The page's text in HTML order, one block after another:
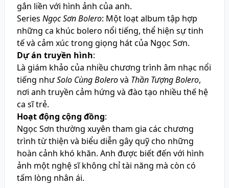
gắn liền với hình ảnh của anh.
Series Ngọc Sơn Bolero: Một loạt album tập hợp
những ca khúc bolero nổi tiếng, thể hiện sự tinh
tế và cảm xúc trong giọng hát của Ngọc Sơn.
Dự án truyền hình:
Là giám khảo của nhiều chương trình âm nhạc nổi
tiếng nhưSolo Cùng Bolerovà Thần Tượng Bolero,
nơi anh truyền cảm hứng và đào tạo nhiều thế hệ
ca sĩ trẻ.
Hoạt động cộng đồng:
Ngọc Sơn thường xuyên tham gia các chương
trình từ thiện và biểu diễn gây quỹ cho những
hoàn cảnh khó khăn. Anh được biết đến với hình
ảnh một nghệ sĩ không chỉ tài năng mà còn có
tấm lòng nhân ái.